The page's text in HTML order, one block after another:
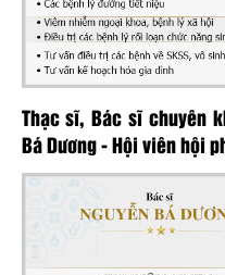
Thạc sĩ, Bác sĩ chuyên
Bá Dương - Hội viên hội